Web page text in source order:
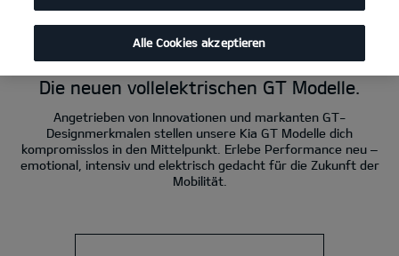
Power. Elektro. GT.
Die neuen vollelektrischen GT Modelle.
Angetrieben von Innovationen und markanten GT-
Designmerkmalen stellen unsere Kia GT Modelle dich
kompromisslos in den Mittelpunkt. Erlebe Performance neu –
emotional, intensiv und elektrisch gedacht für die Zukunft der
Mobilität.
Alle Cookies akzeptieren